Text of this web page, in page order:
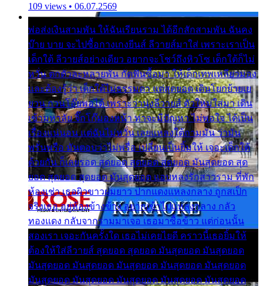
109 views • 06.07.2569
พ่อส่งเงินสามพัน ให้ฉันเรียนราม ได้อีกสักสามพัน ฉันคง
บ๊าย บาย จะไปซื้อกางเกงยีนส์ ลีวายส์มาใส่ เพราะเราเป็น
เด็กใต้ ลีวายส์อย่างเดียว อยากจะโชว์ถึงหิวโซ เด็กใต้ก็ไม่
หวั่น ตกตัวละหลายพัน กัดฟันซื้อมา ให้เด็กเทพเหลียวมอง
และต้องรู้ว่า เด็กใต้ไม่ธรรมดา แต่สุดยอด เดินโยกย้ายเย
ยวน กวนโอ๊ยพอได้ เพราะว่านุ่งลีวายส์ ตัวใหม่ใส่มา เดิน
เข้ามหาลัย จิ๊กโก๊มองหน้า ท่าจะมีปัญหา ไม่พอใจ ได้เป็น
เรื่องแน่นอน แต่ฉันไม่หวั่น เลยแหลงใต้ถามมัน ว่ามัน
พรั่นพรือ มันตอบว่าไม่พรื่อ เปลี่ยนเป็นยิ้มให้ เจอะเด็กใต้
ด้วยกัน ก็เลยรอด สุดยอด สุดยอด สุดยอด มันสุดยอด สุด
ยอด สุดยอด สุดยอด มันสุดยอด แอบหลงรักสาวราม ที่พัก
ห้องเช่า เธอผิวขาวผมยาว ปากแดงแหลงกลาง ถูกสเป็ก
จริงเธอ อยู่ห้องข้างข้าง อยากเข้าไปแหลงกลาง กลัว
ทองแดง กลับจากรามมาเจอ เธอมาซื้อข้าว แต่ก่อนนั้น
สองเรา เจอะกันครั้งใด เธอไม่เคยไยดี คราวนี้เธอยิ้มให้
ต้องให้ใส่ลีวายส์ สุดยอด สุดยอด มันสุดยอด มันสุดยอด
มันสุดยอด มันสุดยอด มันสุดยอด มันสุดยอด มันสุดยอด
มันสุดยอด มันสุดยอด มันสุดยอด มันสุดยอด มันสุดยอด